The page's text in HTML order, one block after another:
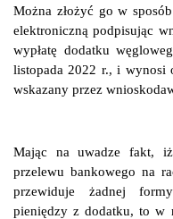
Można złożyć go w
elektroniczną podpisując
wypłatę dodatku
listopada 2022 r., i wynosi
wskazany przez
Mając na uwadze fakt,
przelewu bankowego na
przewiduje żadnej
pieniędzy z dodatku, to w